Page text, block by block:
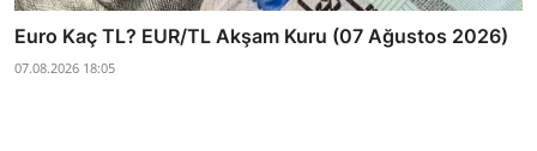
Euro Kaç TL? EUR/TL Akşam Kuru (07 Ağustos 2026)
07.08.2026 18:05